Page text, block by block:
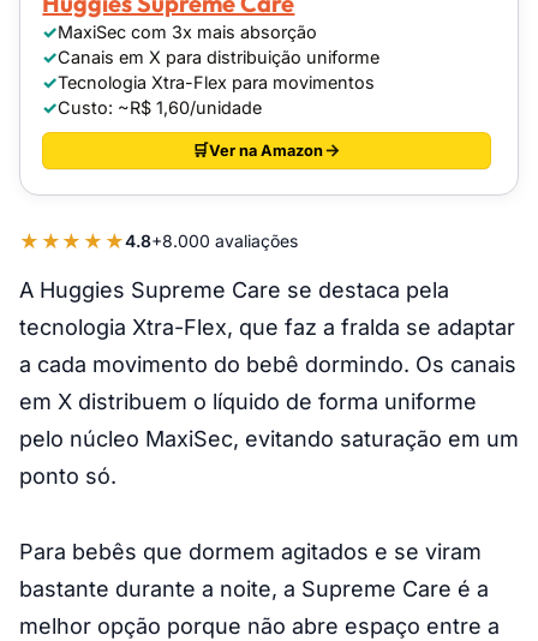
MaxiSec com 3x mais absorção
Canais em X para distribuição uniforme
Tecnologia Xtra-Flex para movimentos
Custo: ~R$ 1,60/unidade
Ver na Amazon
★★★★★4.8+8.000 avaliações
A Huggies Supreme Care se destaca pela
tecnologia Xtra-Flex, que faz a fralda se adaptar
a cada movimento do bebê dormindo. Os canais
em X distribuem o líquido de forma uniforme
pelo núcleo MaxiSec, evitando saturação em um
ponto só.
Para bebês que dormem agitados e se viram
bastante durante a noite, a Supreme Care é a
melhor opção porque não abre espaço entre a